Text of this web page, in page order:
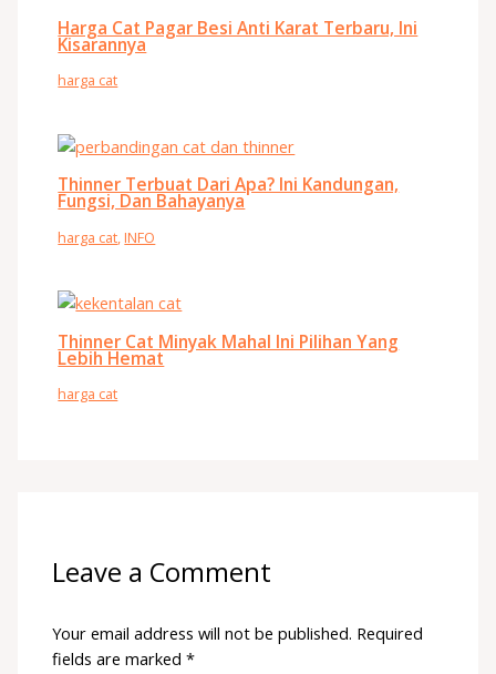
Harga Cat Pagar Besi Anti Karat Terbaru, Ini
Kisarannya
harga cat
Thinner Terbuat Dari Apa? Ini Kandungan,
Fungsi, Dan Bahayanya
harga cat,INFO
Thinner Cat Minyak Mahal Ini Pilihan Yang
Lebih Hemat
harga cat
Leave a Comment
Your email address will not be published. Required
fields are marked*